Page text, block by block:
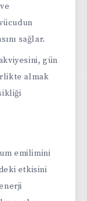
sağlar.
gün
almak
emilimini
etkisini